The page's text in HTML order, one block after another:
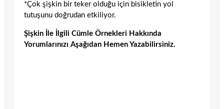
*Çok şişkin bir teker olduğu için bisikletin yol
tutuşunu doğrudan etkiliyor.
Şişkin İle İlgili Cümle Örnekleri Hakkında
Yorumlarınızı Aşağıdan Hemen Yazabilirsiniz.